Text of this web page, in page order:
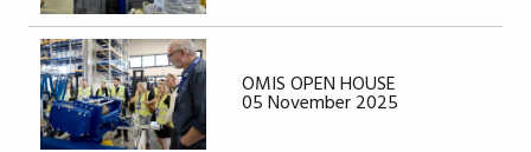
OMIS OPEN HOUSE
05 November 2025